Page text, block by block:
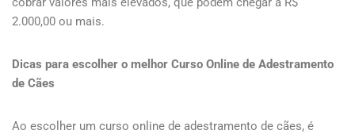
2.000,00 ou mais.
Dicas para escolher o melhor Curso Online de Adestramento
de Cães
Ao escolher um curso online de adestramento de cães, é